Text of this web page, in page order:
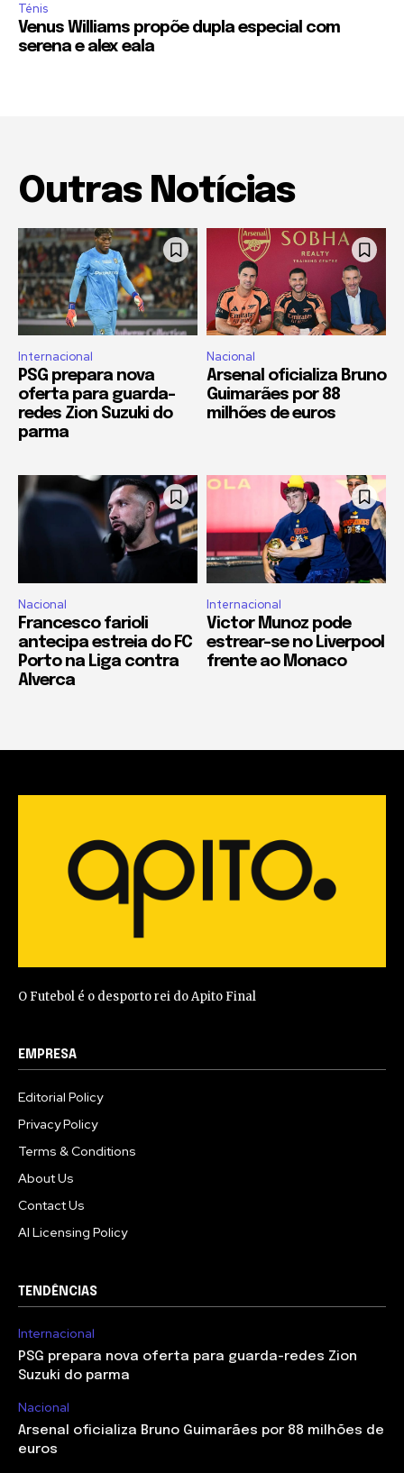
Ténis
Venus Williams propõe dupla especial com
serena e alex eala
Outras Notícias
Internacional
PSG prepara nova
oferta para guarda-
redes Zion Suzuki do
parma
Nacional
Arsenal oficializa Bruno
Guimarães por 88
milhões de euros
Nacional
Francesco farioli
antecipa estreia do FC
Porto na Liga contra
Alverca
Internacional
Victor Munoz pode
estrear-se no Liverpool
frente ao Monaco
O Futebol é o desporto rei do Apito Final
EMPRESA
Editorial Policy
Privacy Policy
Terms & Conditions
About Us
Contact Us
AI Licensing Policy
TENDÊNCIAS
Internacional
PSG prepara nova oferta para guarda-redes Zion
Suzuki do parma
Nacional
Arsenal oficializa Bruno Guimarães por 88 milhões de
euros